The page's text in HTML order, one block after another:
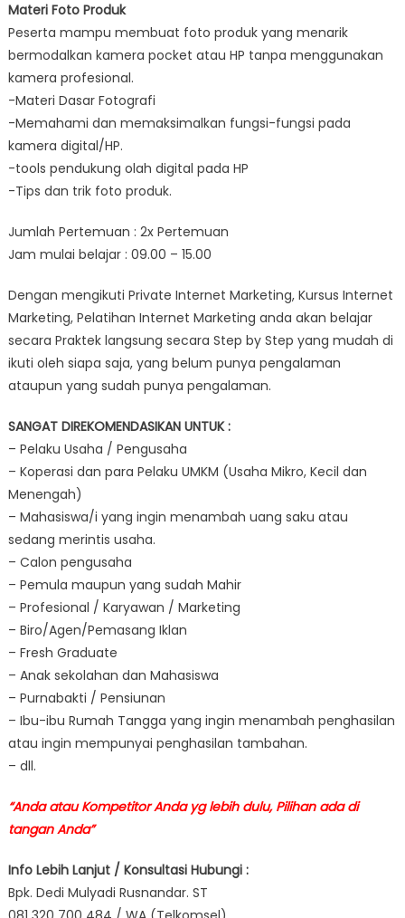
Materi Foto Produk
Peserta mampu membuat foto produk yang menarik
bermodalkan kamera pocket atau HP tanpa menggunakan
kamera profesional.
-Materi Dasar Fotografi
-Memahami dan memaksimalkan fungsi-fungsi pada
kamera digital/HP.
-tools pendukung olah digital pada HP
-Tips dan trik foto produk.
Jumlah Pertemuan : 2x Pertemuan
Jam mulai belajar : 09.00 – 15.00
Dengan mengikuti Private Internet Marketing, Kursus Internet
Marketing, Pelatihan Internet Marketing anda akan belajar
secara Praktek langsung secara Step by Step yang mudah di
ikuti oleh siapa saja, yang belum punya pengalaman
ataupun yang sudah punya pengalaman.
SANGAT DIREKOMENDASIKAN UNTUK :
– Pelaku Usaha / Pengusaha
– Koperasi dan para Pelaku UMKM (Usaha Mikro, Kecil dan
Menengah)
– Mahasiswa/i yang ingin menambah uang saku atau
sedang merintis usaha.
– Calon pengusaha
– Pemula maupun yang sudah Mahir
– Profesional / Karyawan / Marketing
– Biro/Agen/Pemasang Iklan
– Fresh Graduate
– Anak sekolahan dan Mahasiswa
– Purnabakti / Pensiunan
– Ibu-ibu Rumah Tangga yang ingin menambah penghasilan
atau ingin mempunyai penghasilan tambahan.
– dll.
“Anda atau Kompetitor Anda yg lebih dulu, Pilihan ada di
tangan Anda”
Info Lebih Lanjut / Konsultasi Hubungi :
Bpk. Dedi Mulyadi Rusnandar. ST